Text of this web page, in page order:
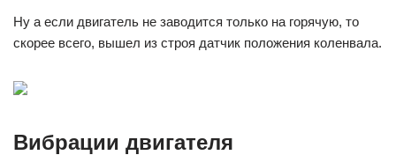
Ну а если двигатель не заводится только на горячую, то
скорее всего, вышел из строя датчик положения коленвала.
Вибрации двигателя